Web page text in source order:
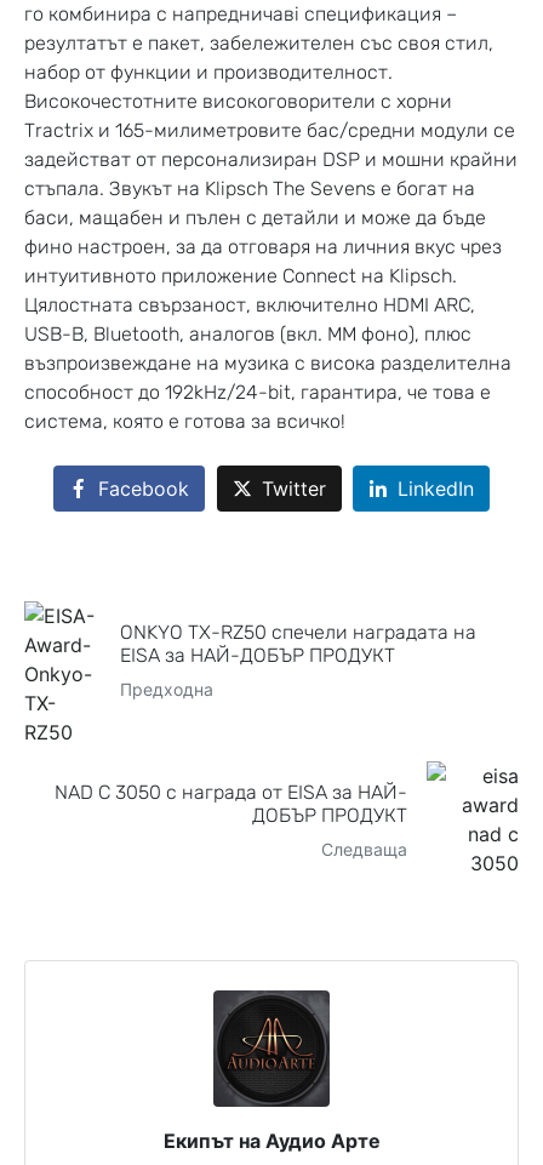
го комбинира с напредничавi спецификация –
резултатът е пакет, забележителен със своя стил,
набор от функции и производителност.
Високочестотните високоговорители с хорни
Tractrix и 165-милиметровите бас/средни модули се
задействат от персонализиран DSP и мошни крайни
стъпала. Звукът на Klipsch The Sevens е богат на
баси, мащабен и пълен с детайли и може да бъде
фино настроен, за да отговаря на личния вкус чрез
интуитивното приложение Connect на Klipsch.
Цялостната свързаност, включително HDMI ARC,
USB-B, Bluetooth, аналогов (вкл. MM фоно), плюс
възпроизвеждане на музика с висока разделителна
способност до 192kHz/24-bit, гарантира, че това е
система, която е готова за всичко!
Facebook Twitter LinkedIn
ONKYO TX-RZ50 спечели наградата на
EISA за НАЙ-ДОБЪР ПРОДУКТ
Предходна
NAD C 3050 с награда от EISA за НАЙ-
ДОБЪР ПРОДУКТ
Следваща
Екипът на Аудио Арте